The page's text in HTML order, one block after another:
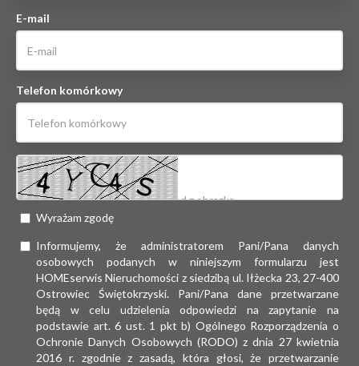
E-mail
Telefon komórkowy
Wyrażam zgodę
Informujemy, że administratorem Pani/Pana danych
osobowych podanych w niniejszym formularzu jest
HOMEserwis Nieruchomości z siedzibą ul. Iłżecka 23, 27-400
Ostrowiec Świętokrzyski. Pani/Pana dane przetwarzane
będą w celu udzielenia odpowiedzi na zapytanie na
podstawie art. 6 ust. 1 pkt b) Ogólnego Rozporządzenia o
Ochronie Danych Osobowych (RODO) z dnia 27 kwietnia
2016 r. zgodnie z zasadą, która głosi, że przetwarzanie